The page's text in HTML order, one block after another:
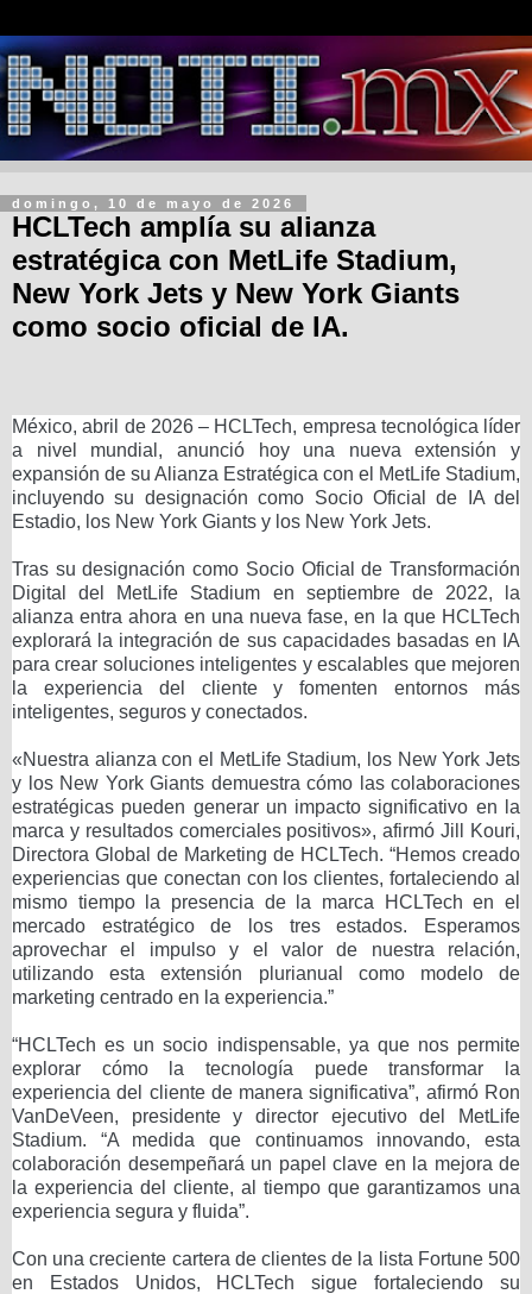
domingo, 10 de mayo de 2026
HCLTech amplía su alianza
estratégica con MetLife Stadium,
New York Jets y New York Giants
como socio oficial de IA.
México, abril de 2026 – HCLTech, empresa tecnológica líder
a nivel mundial, anunció hoy una nueva extensión y
expansión de su Alianza Estratégica con el MetLife Stadium,
incluyendo su designación como Socio Oficial de IA del
Estadio, los New York Giants y los New York Jets.
Tras su designación como Socio Oficial de Transformación
Digital del MetLife Stadium en septiembre de 2022, la
alianza entra ahora en una nueva fase, en la que HCLTech
explorará la integración de sus capacidades basadas en IA
para crear soluciones inteligentes y escalables que mejoren
la experiencia del cliente y fomenten entornos más
inteligentes, seguros y conectados.
«Nuestra alianza con el MetLife Stadium, los New York Jets
y los New York Giants demuestra cómo las colaboraciones
estratégicas pueden generar un impacto significativo en la
marca y resultados comerciales positivos», afirmó Jill Kouri,
Directora Global de Marketing de HCLTech. “Hemos creado
experiencias que conectan con los clientes, fortaleciendo al
mismo tiempo la presencia de la marca HCLTech en el
mercado estratégico de los tres estados. Esperamos
aprovechar el impulso y el valor de nuestra relación,
utilizando esta extensión plurianual como modelo de
marketing centrado en la experiencia.”
“HCLTech es un socio indispensable, ya que nos permite
explorar cómo la tecnología puede transformar la
experiencia del cliente de manera significativa”, afirmó Ron
VanDeVeen, presidente y director ejecutivo del MetLife
Stadium. “A medida que continuamos innovando, esta
colaboración desempeñará un papel clave en la mejora de
la experiencia del cliente, al tiempo que garantizamos una
experiencia segura y fluida”.
Con una creciente cartera de clientes de la lista Fortune 500
en Estados Unidos, HCLTech sigue fortaleciendo su